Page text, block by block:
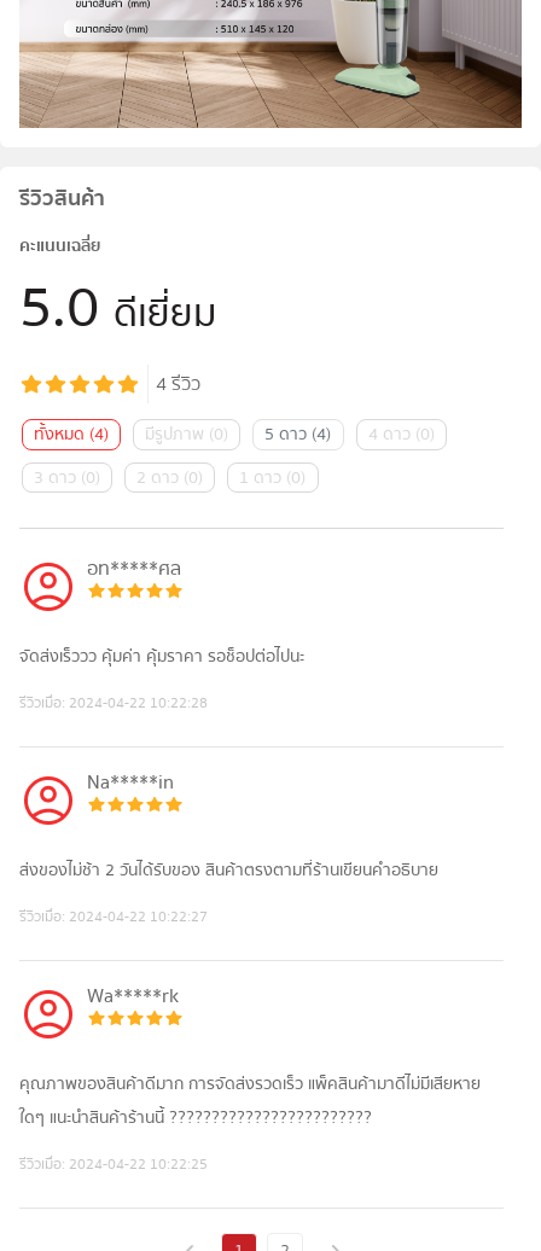
รีวิวสินค้า
คะแนนเฉลี่ย
5.0 ดีเยี่ยม
4รีวิว
ทั้งหมด (4) มีรูปภาพ (0) 5 ดาว (4) 4 ดาว (0)
3 ดาว (0) 2 ดาว (0) 1 ดาว (0)
อท*****ศล
จัดส่งเร็ววว คุ้มค่า คุ้มราคา รอช็อปต่อไปนะ
รีวิวเมื่อ: 2024-04-22 10:22:28
Na*****in
ส่งของไม่ช้า 2 วันได้รับของ สินค้าตรงตามที่ร้านเขียนคำอธิบาย
รีวิวเมื่อ: 2024-04-22 10:22:27
Wa*****rk
คุณภาพของสินค้าดีมาก การจัดส่งรวดเร็ว แพ็คสินค้ามาดีไม่มีเสียหาย
ใดๆ แนะนำสินค้าร้านนี้ ????????????????????????
รีวิวเมื่อ: 2024-04-22 10:22:25